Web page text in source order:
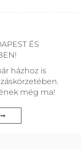
ÉS
házhoz is
még ma!